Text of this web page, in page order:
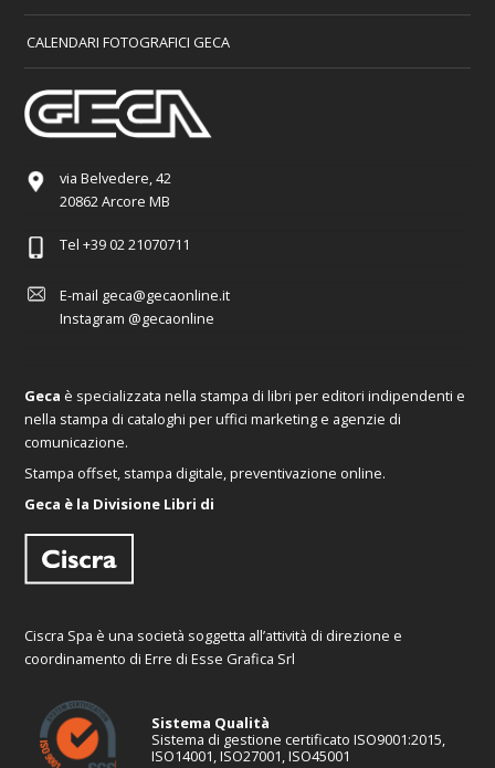
CALENDARI FOTOGRAFICI GECA
via Belvedere, 42
20862 Arcore MB
Tel +39 02 21070711
E-mail geca@gecaonline.it
Instagram @gecaonline
Geca è specializzata nella stampa di libri per editori indipendenti e
nella stampa di cataloghi per uffici marketing e agenzie di
comunicazione.
Stampa offset, stampa digitale, preventivazione online.
Geca è la Divisione Libri di
Ciscra Spa è una società soggetta all’attività di direzione e
coordinamento di Erre di Esse Grafica Srl
Sistema Qualità
Sistema di gestione certificato ISO9001:2015,
ISO14001, ISO27001, ISO45001